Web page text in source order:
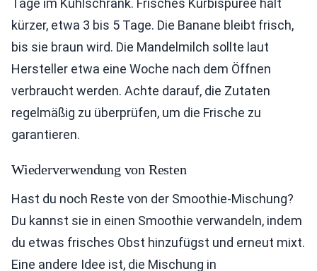
Tage im Kühlschrank. Frisches Kürbispüree hält
kürzer, etwa 3 bis 5 Tage. Die Banane bleibt frisch,
bis sie braun wird. Die Mandelmilch sollte laut
Hersteller etwa eine Woche nach dem Öffnen
verbraucht werden. Achte darauf, die Zutaten
regelmäßig zu überprüfen, um die Frische zu
garantieren.
Wiederverwendung von Resten
Hast du noch Reste von der Smoothie-Mischung?
Du kannst sie in einen Smoothie verwandeln, indem
du etwas frisches Obst hinzufügst und erneut mixt.
Eine andere Idee ist, die Mischung in